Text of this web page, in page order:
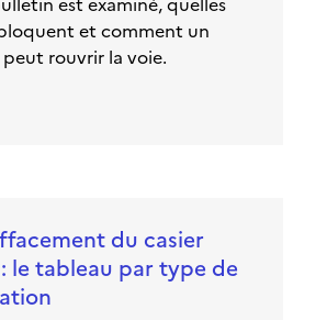
et comment un
rouvrir la voie.
du casier
le tableau par type de